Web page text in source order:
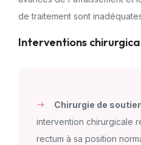
de traitement sont
Interventions
Chirurgie de
intervention chirurgicale
rectum à sa position